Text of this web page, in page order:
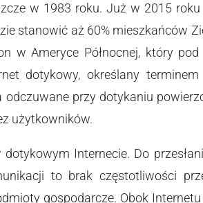
w 1983 roku. Już w 2015 roku
stanowić aż 60% mieszkańców
w Ameryce Północnej, który
dotykowy, określany
przy dotykaniu
użytkowników.
Internecie. Do
to brak częstotliwości
gospodarcze. Obok